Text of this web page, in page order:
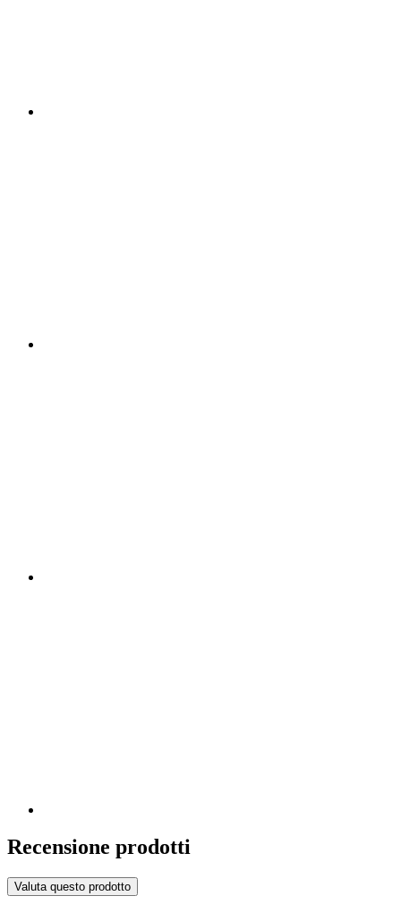
Recensione prodotti
Valuta questo prodotto